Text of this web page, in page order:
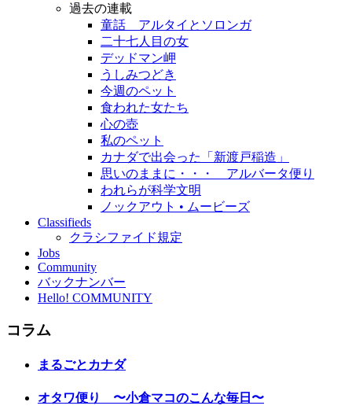
過去の連載
童話 アルタイとソロンガ
二十七人目の女
デッドマン岬
うしみつどき
今週のペット
食われた女たち
心の壺
私のペット
カナダで出会った「新渡戸稲造」
思いのままに・・・ アルバータ便り
われらが科学文明
ノックアウト • ムービーズ
Classifieds
クラシファイド規定
Jobs
Community
バックナンバー
Hello! COMMUNITY
コラム
まるごとカナダ
オタワ便り 〜小倉マコのこんな毎日〜